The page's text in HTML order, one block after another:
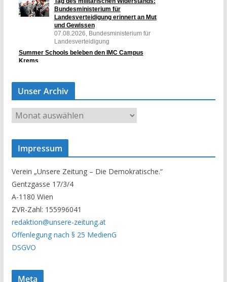
Unser Archiv
U
s
A
r
c
h
i
v
Impressum
Verein „Unsere Zeitung – Die Demokratische.“
Gentzgasse 17/3/4
A-1180 Wien
ZVR-Zahl: 155996041
redaktion@unsere-zeitung.at
Offenlegung nach § 25 MedienG
DSGVO
Meta